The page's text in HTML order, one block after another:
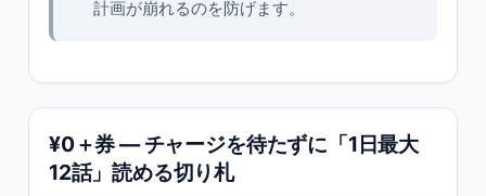
計画が崩れるのを防げます。
¥0＋券 — チャージを待たずに「1日最大
12話」読める切り札